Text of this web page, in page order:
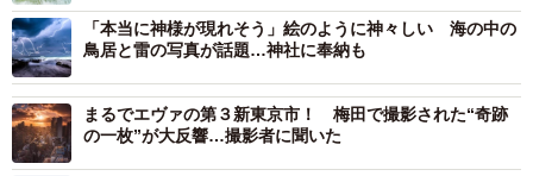
「本当に神様が現れそう」絵のように神々しい 海の中の
鳥居と雷の写真が話題…神社に奉納も
まるでエヴァの第３新東京市！ 梅田で撮影された“奇跡
の一枚”が大反響…撮影者に聞いた